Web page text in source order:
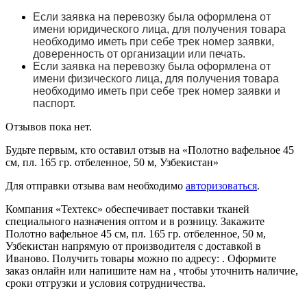
Если заявка на перевозку была оформлена от
имени юридического лица, для получения товара
необходимо иметь при себе трек номер заявки,
доверенность от организации или печать.
Если заявка на перевозку была оформлена от
имени физического лица, для получения товара
необходимо иметь при себе трек номер заявки и
паспорт.
Отзывов пока нет.
Будьте первым, кто оставил отзыв на «Полотно вафельное 45
см, пл. 165 гр. отбеленное, 50 м, Узбекистан»
Для отправки отзыва вам необходимо авторизоваться.
Компания «Техтекс» обеспечивает поставки тканей
специального назначения оптом и в розницу. Закажите
Полотно вафельное 45 см, пл. 165 гр. отбеленное, 50 м,
Узбекистан напрямую от производителя с доставкой в
Иваново. Получить товары можно по адресу: . Оформите
заказ онлайн или напишите нам на , чтобы уточнить наличие,
сроки отгрузки и условия сотрудничества.